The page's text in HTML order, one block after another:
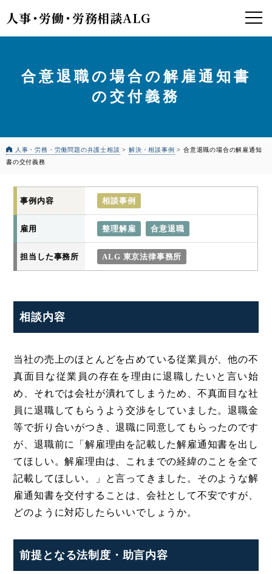
人事・労働・労務相談ALG
合意退職の場合の解雇通知書
の交付義務
人事・労務・労働問題の弁護士相談 >解決・相談事例 >合意退職の場合の解雇通知
書の交付義務
事例内容 相談事例
雇用 整理解雇 合意退職
担当した事務所 ALG 東京法律事務所
相談内容
当社の売上のほとんどを占めている従業員が、他の不
真面目な従業員の存在を理由に退職したいと言い始
め、それでは会社が潰れてしまうため、不真面目な社
員に退職してもらうよう交渉をしていました。退職金
等で折り合いがつき、退職に同意してもらったのです
が、退職前に「解雇理由を記載した解雇通知書を出し
てほしい。解雇理由は、これまでの経緯のことを全て
記載してほしい。」と言ってきました。そのような解
雇通知書を交付することは、会社として不安ですが、
どのように対応したらいいでしょうか。
前提となる法制度・助言内容